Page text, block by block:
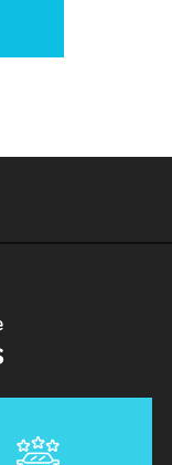
示いたしま
対して開示